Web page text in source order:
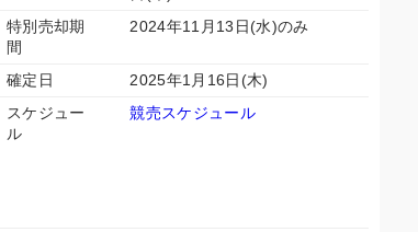
特別売却期
間
2024年11月13日(水)のみ
確定日
2025年1月16日(木)
スケジュー
ル
競売スケジュール